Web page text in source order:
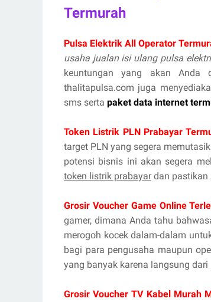
Termurah
Pulsa Elektrik All Operator
usaha jualan isi ulang pulsa
keuntungan yang akan Anda
thalitapulsa.com juga
sms serta paket data internet
Token Listrik PLN Prabayar
target PLN yang segera
potensi bisnis ini akan segera
token listrik prabayardan pastikan
Grosir Voucher Game Online
gamer, dimana Anda tahu
merogoh kocek dalam-dalam
bagi para pengusaha maupun
yang banyak karena langsung
Grosir Voucher TV Kabel Murah